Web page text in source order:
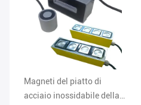
Magneti del piatto di
acciaio inossidabile della